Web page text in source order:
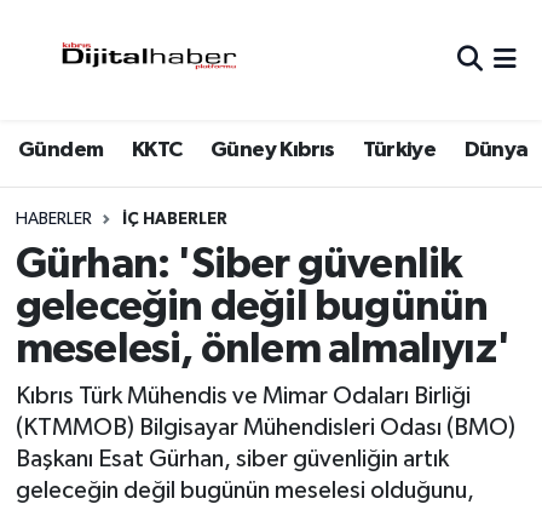
Gündem KKTC Güney Kıbrıs Türkiye Dünya
HABERLER İÇ HABERLER
Gürhan: 'Siber güvenlik
geleceğin değil bugünün
meselesi, önlem almalıyız'
Kıbrıs Türk Mühendis ve Mimar Odaları Birliği
(KTMMOB) Bilgisayar Mühendisleri Odası (BMO)
Başkanı Esat Gürhan, siber güvenliğin artık
geleceğin değil bugünün meselesi olduğunu,
Trafik Durumu
Süper Lig Puan Durumu ve Fikstür
Tüm Manşetler
Son Dakika Haberleri
Haber Arşivi